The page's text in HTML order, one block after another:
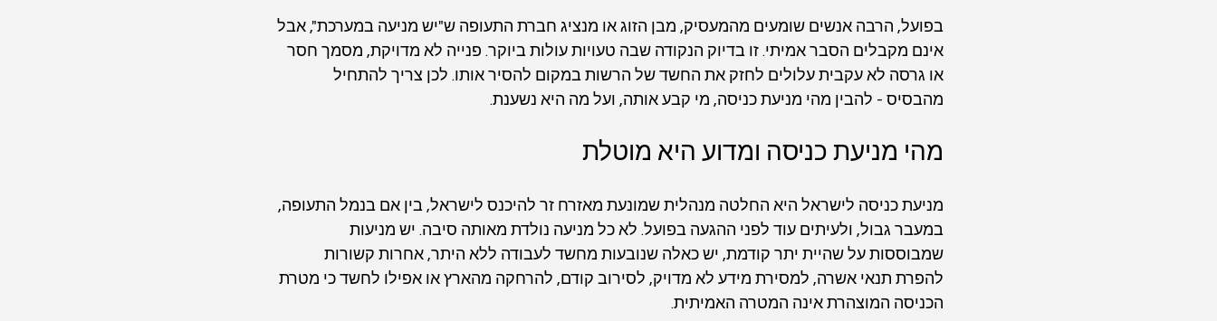
בפועל, הרבה אנשים שומעים מהמעסיק, מבן הזוג או מנציג חברת התעופה ש"יש מניעה במערכת", אבל
אינם מקבלים הסבר אמיתי. זו בדיוק הנקודה שבה טעויות עולות ביוקר. פנייה לא מדויקת, מסמך חסר
או גרסה לא עקבית עלולים לחזק את החשד של הרשות במקום להסיר אותו. לכן צריך להתחיל
מהבסיס - להבין מהי מניעת כניסה, מי קבע אותה, ועל מה היא נשענת.
מהי מניעת כניסה ומדוע היא מוטלת
מניעת כניסה לישראל היא החלטה מנהלית שמונעת מאזרח זר להיכנס לישראל, בין אם בנמל התעופה,
במעבר גבול, ולעיתים עוד לפני ההגעה בפועל. לא כל מניעה נולדת מאותה סיבה. יש מניעות
שמבוססות על שהיית יתר קודמת, יש כאלה שנובעות מחשד לעבודה ללא היתר, אחרות קשורות
להפרת תנאי אשרה, למסירת מידע לא מדויק, לסירוב קודם, להרחקה מהארץ או אפילו לחשד כי מטרת
הכניסה המוצהרת אינה המטרה האמיתית.